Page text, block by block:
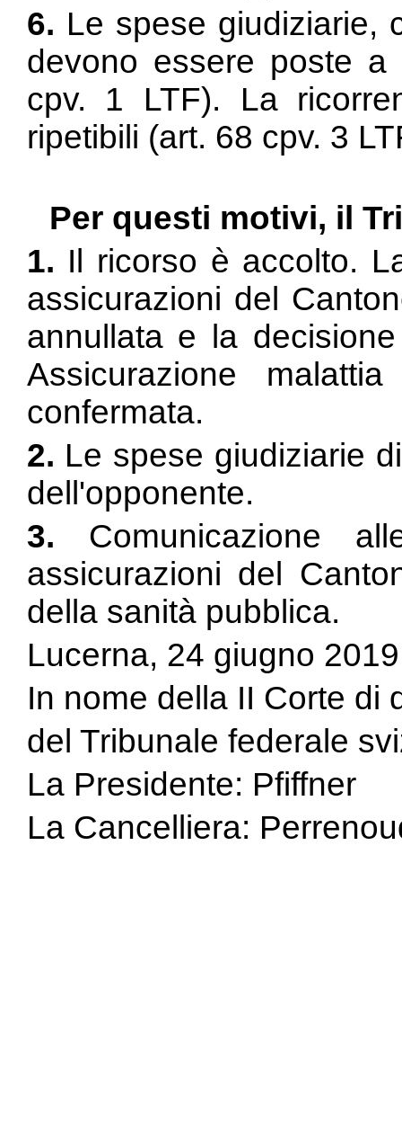
6. Le spese giudiziarie,
devono essere poste
cpv. 1 LTF). La
ripetibili (art. 68 cpv. 3
Per questi motivi, il
1. Il ricorso è accolto.
assicurazioni del
annullata e la
Assicurazione
confermata.
2. Le spese giudiziarie
dell'opponente.
3. Comunicazione
assicurazioni del
della sanità pubblica.
Lucerna, 24 giugno 2019
In nome della II Corte di
del Tribunale federale
La Presidente: Pfiffner
La Cancelliera: